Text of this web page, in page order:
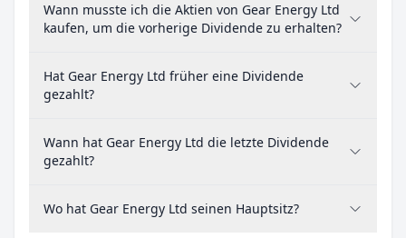
Wann musste ich die Aktien von Gear Energy Ltd
kaufen, um die vorherige Dividende zu erhalten?
Hat Gear Energy Ltd früher eine Dividende
gezahlt?
Wann hat Gear Energy Ltd die letzte Dividende
gezahlt?
Wo hat Gear Energy Ltd seinen Hauptsitz?